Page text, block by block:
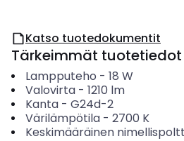
Katso tuotedokumentit
Tärkeimmät tuotetiedot
Lampputeho - 18 W
Valovirta- 1210 lm
Kanta- G24d-2
Värilämpötila- 2700 K
Keskimääräinen